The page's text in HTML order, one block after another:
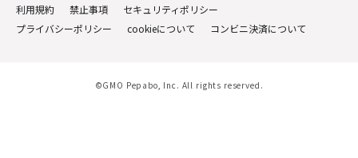
利用規約 禁止事項
セキュリティポリシー
プライバシーポリシー
cookieについて コンビニ決済について
©GMO Pepabo, Inc. All rights reserved.